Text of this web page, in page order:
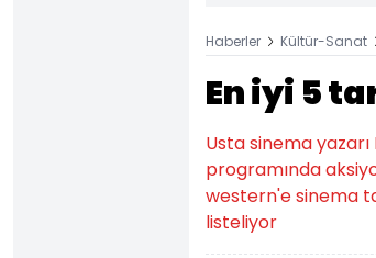
Haberler Kültür-Sanat
En iyi 5
Usta sinema
programında
western'e sinema
listeliyor